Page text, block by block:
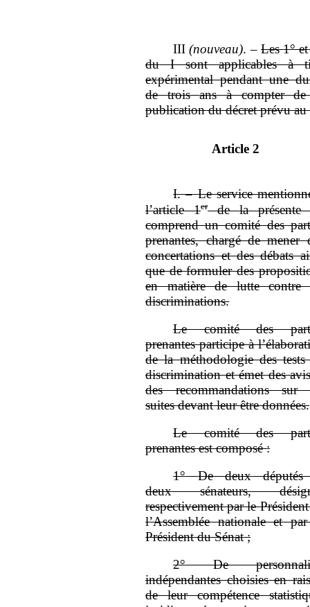
III (nouveau). – Les 1° et
du
I sont applicables à
expérimental pendant une
de trois
ans à compter
publication du décret prévu au
Article 2
I. – Le service
l’article
1erde la présente
comprend un comité des
prenantes, chargé de mener
concertations et des débats
que de formuler des
en matière de lutte contre
discriminations.
Le comité des
prenantes participe à
de la méthodologie des tests
discrimination et émet des
des recommandations sur
suites devant leur être données.
Le comité des
prenantes est composé :
1°
De deux
deux
sénateurs,
respectivement par le
l’Assemblée nationale et
Président du Sénat ;
2°
De
indépendantes choisies en
de leur compétence